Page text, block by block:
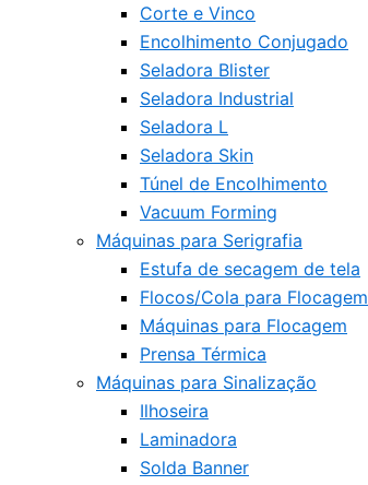
Corte e Vinco
Encolhimento Conjugado
Seladora Blister
Seladora Industrial
Seladora L
Seladora Skin
Túnel de Encolhimento
Vacuum Forming
Máquinas para Serigrafia
Estufa de secagem de tela
Flocos/Cola para Flocagem
Máquinas para Flocagem
Prensa Térmica
Máquinas para Sinalização
Ilhoseira
Laminadora
Solda Banner